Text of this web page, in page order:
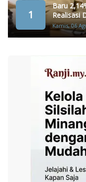
1
Baru
Realisasi
Kamis, 06